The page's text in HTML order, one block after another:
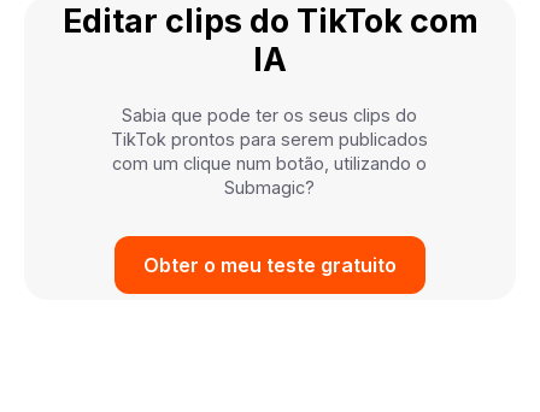
Editar clips do TikTok com
IA
Sabia que pode ter os seus clips do
TikTok prontos para serem publicados
com um clique num botão, utilizando o
Submagic?
Obter o meu teste gratuito